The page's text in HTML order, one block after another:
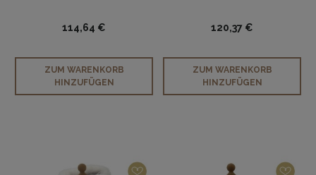
114,64 €
ZUM WARENKORB
HINZUFÜGEN
120,37 €
ZUM WARENKORB
HINZUFÜGEN